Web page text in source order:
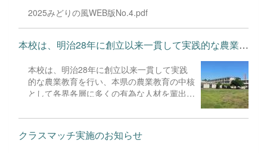
す。 高校の卒業と同時に職業に就く方もい
人お一人が、生涯にわたって「まじめに働く
続けてくださっていることで、本校は地域社
会からの厚い信頼をいただいております。
皆さんにも、この校訓が意味することを、日
し、美風を養い続けてください。 ...
す。 また、本年度より下記のデジタル提出も受け付けて
います。ご活用ください（下記リンクをクリックしてくだ
さい）。 Handy_企業招待案内資料.pdf なお，高卒求
人の募集解禁は全国一斉で7月1日，採用試験開始は9月16
日以降です。これ以降の二次募集も随時受け付けておりま
す。お気軽にお問い合わせ下さい。皆さまのご理解とご協
力をよろしくお願いいたします。
2025みどりの風WEB版No.4.pdf
本校は、明治28年に創立以来一貫して実践的な農業教育を行い、本...
本校は、明治28年に創立以来一貫して実践
的な農業教育を行い、本県の農業教育の中核
として各界各層に多くの有為な人材を輩出し
あります。 それは、学思寮です。学思寮の
歴史は明治までさかのぼります。 学思寮
は、県下唯一の甲種農学校として県内各地ま
クラスマッチ実施のお知らせ